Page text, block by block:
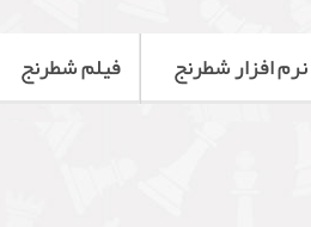
نرم افزار شطرنج فیلم شطرنج